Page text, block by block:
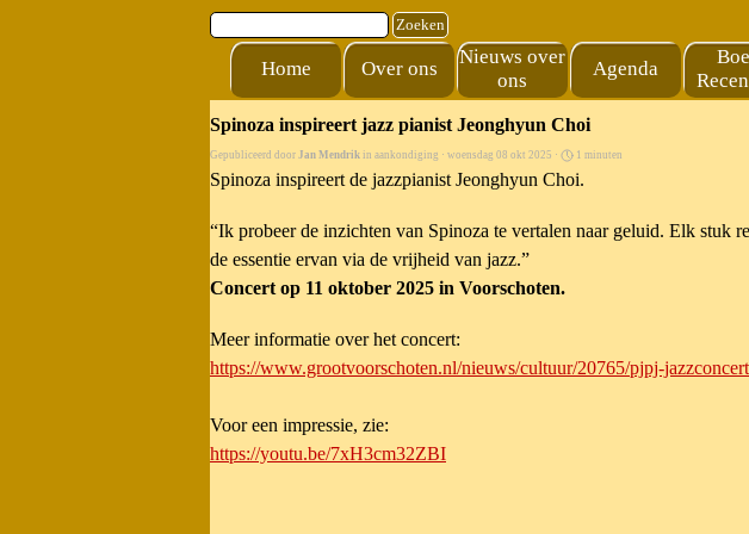
Zoeken
Home Over ons
Nieuws over
ons
Agenda
Spinoza inspireert jazz pianist Jeonghyun Choi
Gepubliceerd door Jan Mendrik in aankondiging · woensdag 08 okt 2025 · 1 minuten
Spinoza inspireert de jazzpianist Jeonghyun Choi.
“Ik probeer de inzichten van Spinoza te vertalen naar geluid. Elk stuk
de essentie ervan via de vrijheid van jazz.”
Concert op 11 oktober 2025 in Voorschoten.
Meer informatie over het concert:
https://www.grootvoorschoten.nl/nieuws/cultuur/20765/pjpj-
Voor een impressie, zie:
https://youtu.be/7xH3cm32ZBI